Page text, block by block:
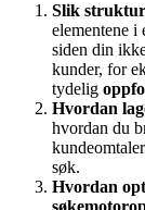
Slik
elementene i
siden din
kunder, for
tydelig
Hvordan
hvordan du
søk.
Hvordan